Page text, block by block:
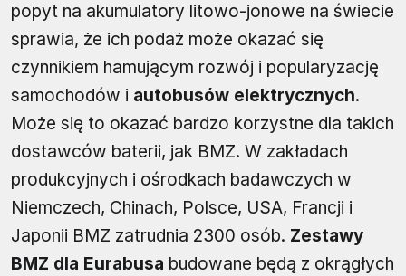
popyt na akumulatory litowo-jonowe na świecie
sprawia, że ich podaż może okazać się
czynnikiem hamującym rozwój i popularyzację
samochodów i autobusów elektrycznych.
Może się to okazać bardzo korzystne dla takich
dostawców baterii, jak BMZ. W zakładach
produkcyjnych i ośrodkach badawczych w
Niemczech, Chinach, Polsce, USA, Francji i
Japonii BMZ zatrudnia 2300 osób. Zestawy
BMZ dla Eurabusa budowane będą z okrągłych